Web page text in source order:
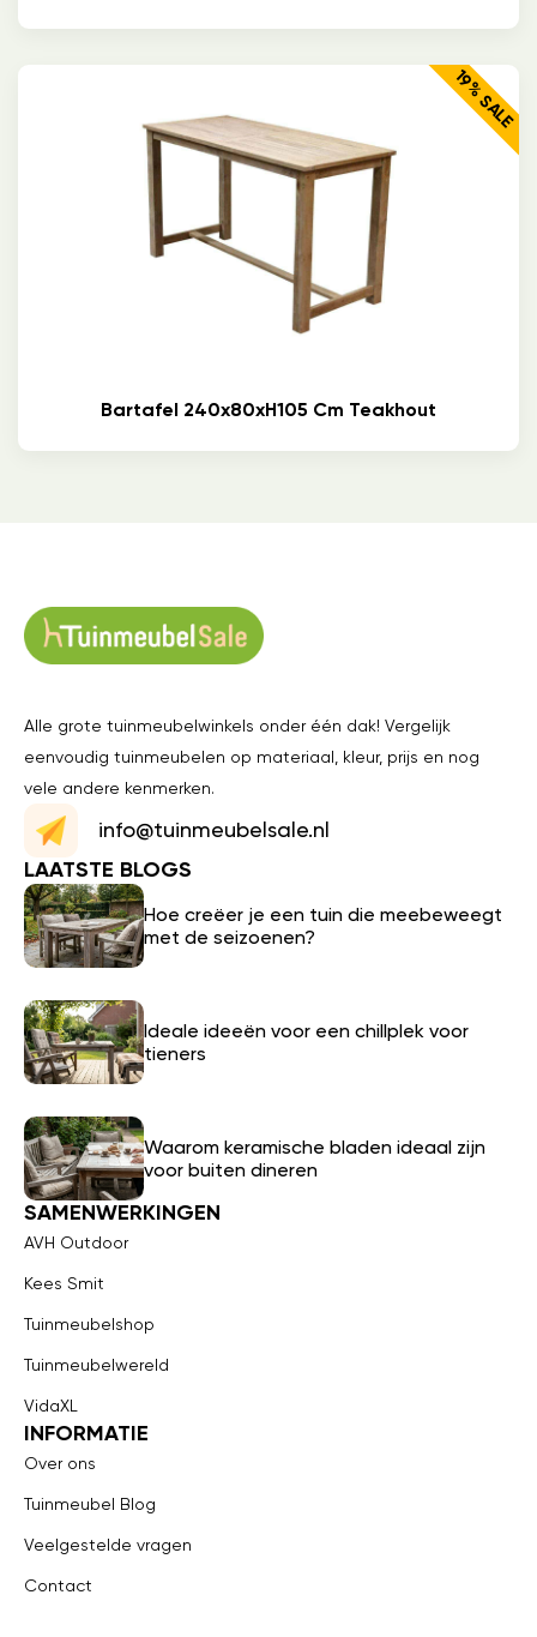
19% SALE
Bartafel 240x80xH105 Cm Teakhout
Alle grote tuinmeubelwinkels onder één dak! Vergelijk
eenvoudig tuinmeubelen op materiaal, kleur, prijs en nog
vele andere kenmerken.
info@tuinmeubelsale.nl
LAATSTE BLOGS
Hoe creëer je een tuin die meebeweegt
met de seizoenen?
Ideale ideeën voor een chillplek voor
tieners
Waarom keramische bladen ideaal zijn
voor buiten dineren
SAMENWERKINGEN
AVH Outdoor
Kees Smit
Tuinmeubelshop
Tuinmeubelwereld
VidaXL
INFORMATIE
Over ons
Tuinmeubel Blog
Veelgestelde vragen
Contact